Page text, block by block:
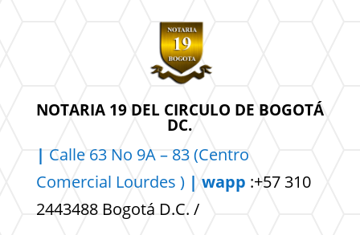
NOTARIA 19 DEL CIRCULO DE BOGOTÁ
DC.
| Calle 63 No 9A – 83 (Centro
Comercial Lourdes ) | wapp :+57 310
2443488 Bogotá D.C. /